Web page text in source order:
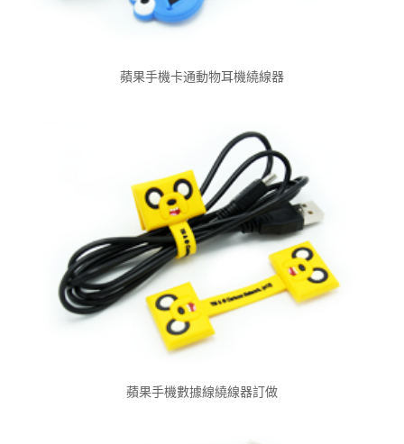
蘋果手機卡通動物耳機繞線器
蘋果手機數據線繞線器訂做